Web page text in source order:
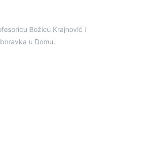
Božicu Krajnović i
u Domu.